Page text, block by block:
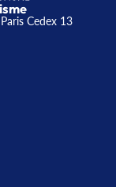
Cedex 13